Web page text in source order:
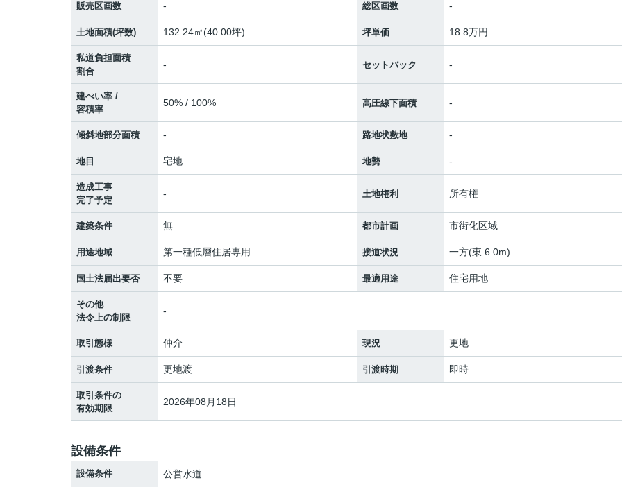
販売区画数 - 総区画数 -
土地面積(坪数) 132.24㎡(40.00坪) 坪単価 18.8万円
私道負担面積
割合
- セットバック -
建ぺい率 /
容積率
50% / 100% 高圧線下面積 -
傾斜地部分面積 - 路地状敷地 -
地目 宅地 地勢 -
造成工事
完了予定
- 土地権利 所有権
建築条件 無 都市計画 市街化区域
用途地域 第一種低層住居専用 接道状況 一方(東 6.0m)
国土法届出要否 不要 最適用途 住宅用地
その他
法令上の制限
-
取引態様 仲介 現況 更地
引渡条件 更地渡 引渡時期 即時
取引条件の
有効期限
2026年08月18日
設備条件
設備条件 公営水道